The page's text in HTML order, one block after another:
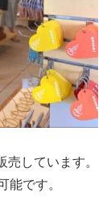
しています。
能です。